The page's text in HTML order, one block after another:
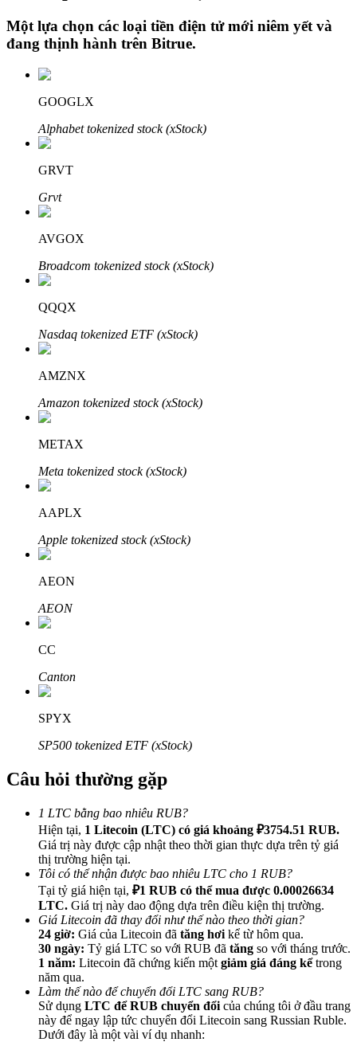
Đầu tư cố định và quản lý tài chính
Tận hưởng việc quản lý tài chính hiện tại và thu nhập lâu dài
Staking 101
Tìm hiểu về kiếm thu nhập thụ động
Bitrue
Đối tác Bitrue
Đối tác Bitrue
Mời một người bạn để nhận phần thưởng tiền mặt
BTC Welcome Rewards
Một lựa chọn các loại tiền điện tử mới niêm yết và
đang thịnh hành trên Bitrue.
GOOGLX
Alphabet tokenized stock (xStock)
GRVT
Grvt
AVGOX
Broadcom tokenized stock (xStock)
QQQX
Nasdaq tokenized ETF (xStock)
AMZNX
Amazon tokenized stock (xStock)
METAX
Meta tokenized stock (xStock)
AAPLX
Apple tokenized stock (xStock)
AEON
AEON
CC
Canton
SPYX
SP500 tokenized ETF (xStock)
Câu hỏi thường gặp
1 LTC bằng bao nhiêu RUB?
Hiện tại, 1 Litecoin (LTC) có giá khoảng ₽3754.51 RUB.
Giá trị này được cập nhật theo thời gian thực dựa trên tỷ giá
thị trường hiện tại.
Tôi có thể nhận được bao nhiêu LTC cho 1 RUB?
Tại tỷ giá hiện tại, ₽1 RUB có thể mua được 0.00026634
LTC. Giá trị này dao động dựa trên điều kiện thị trường.
Giá Litecoin đã thay đổi như thế nào theo thời gian?
24 giờ: Giá của Litecoin đã tăng hơi kể từ hôm qua.
30 ngày: Tỷ giá LTC so với RUB đã tăng so với tháng trước.
1 năm: Litecoin đã chứng kiến một giảm giá đáng kểtrong
năm qua.
Làm thế nào để chuyển đổi LTC sang RUB?
Sử dụng LTC để RUB chuyển đổi của chúng tôi ở đầu trang
này để ngay lập tức chuyển đổi Litecoin sang Russian Ruble.
Dưới đây là một vài ví dụ nhanh: